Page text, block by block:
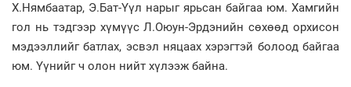
Х.Нямбаатар, Э.Бат-Үүл нарыг ярьсан байгаа юм. Хамгийн
гол нь тэдгээр хүмүүс Л.Оюун-Эрдэнийн сөхөөд орхисон
мэдээллийг батлах, эсвэл няцаах хэрэгтэй болоод байгаа
юм. Үүнийг ч олон нийт хүлээж байна.